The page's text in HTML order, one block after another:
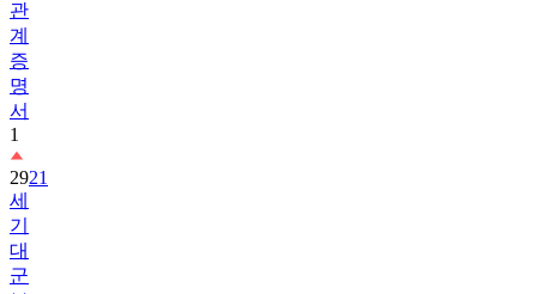
증
명
서
1
29
세
기
대
군
부
인